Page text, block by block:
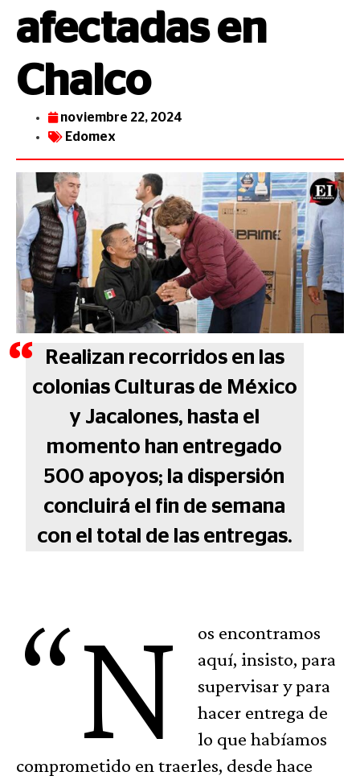
afectadas en
Chalco
noviembre 22, 2024
Edomex
Realizan recorridos en las
colonias Culturas de México
y Jacalones, hasta el
momento han entregado
500 apoyos; la dispersión
concluirá el fin de semana
con el total de las entregas.
“N
os encontramos
aquí, insisto, para
supervisar y para
hacer entrega de
lo que habíamos
comprometido en traerles, desde hace